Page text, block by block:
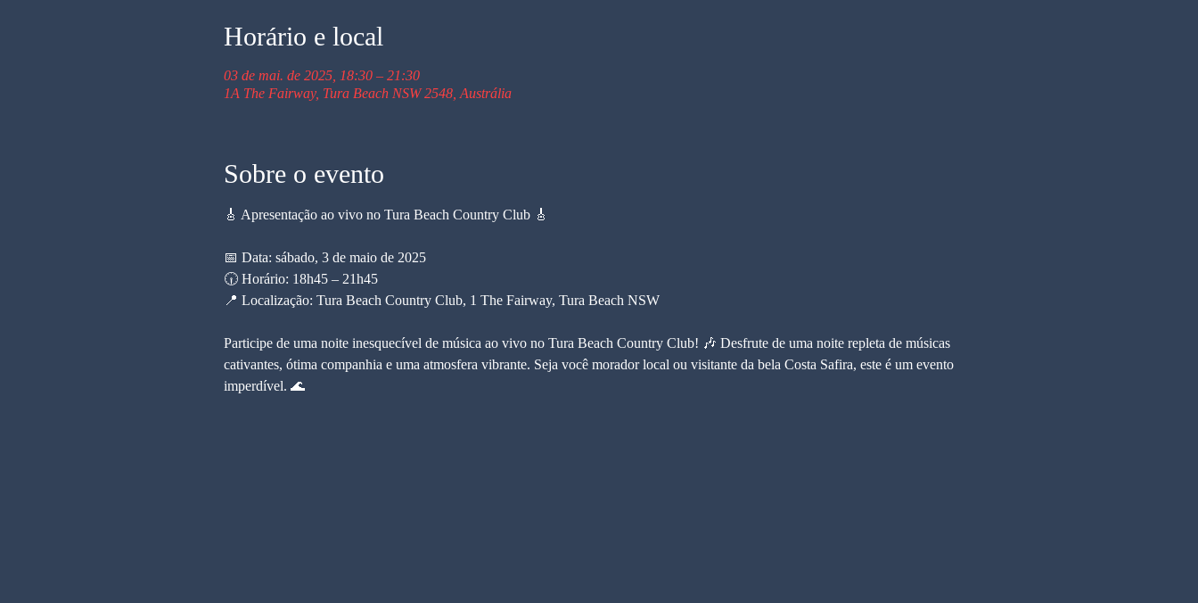
Horário e local
03 de mai. de 2025, 18:30 – 21:30
1A The Fairway, Tura Beach NSW 2548, Austrália
Sobre o evento
🎸 Apresentação ao vivo no Tura Beach Country Club 🎸
📅 Data: sábado, 3 de maio de 2025
🕡 Horário: 18h45 – 21h45
📍 Localização: Tura Beach Country Club, 1 The Fairway, Tura Beach NSW
Participe de uma noite inesquecível de música ao vivo no Tura Beach Country Club! 🎶 Desfrute de uma noite repleta de músicas
cativantes, ótima companhia e uma atmosfera vibrante. Seja você morador local ou visitante da bela Costa Safira, este é um evento
imperdível. 🌊